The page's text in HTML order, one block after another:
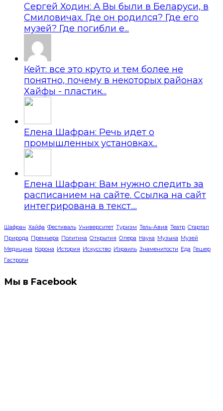
Сергей Ходин: А Вы были в Беларуси, в
Смиловичах. Где он родился? Где его
музей? Где погибли е...
Кейт: все это круто и тем более не
понятно, почему в некоторых районах
Хайфы - пластик...
Елена Шафран: Речь идет о
промышленных установках...
Елена Шафран: Вам нужно следить за
расписанием на сайте. Ссылка на сайт
интегрирована в текст....
Шафран Хайфа Фестиваль Университет Туризм Тель-Авив Театр Стартап
Природа Премьера Политика Открытия Опера Наука Музыка Музей
Медицина Корона История Искусство Израиль Знаменитости Еда Гешер
Гастроли
Мы в Facebook